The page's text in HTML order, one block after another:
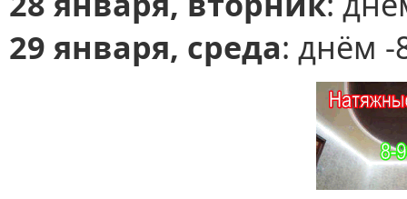
29 января, среда: днём -